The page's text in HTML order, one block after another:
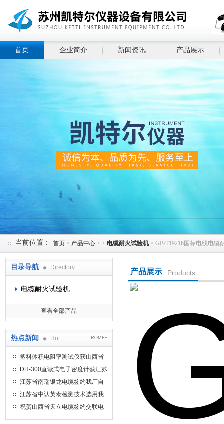
首页 企业简介 新闻资讯 产品展示
当前位置： 首页 > 产品中心 > > 电缆耐火试验机> GB/T19216国标电线电缆
目录导航 Directory
电缆耐火试验机
查看全部产品
热点新闻 Hot ROME+
塑料体积电阻率测试仪获山西省
水利机械厂选用
DH-300直读式电子密度计获江苏
省苏州市安信塑业选用
江苏省南瑞银龙电缆签约我厂自
然换气老化箱等电缆检测设备
江苏省中认英泰检测技术选用我
厂自然换气老化试验箱
祝贺山西省天立电缆签约交联电
产品展示 Products